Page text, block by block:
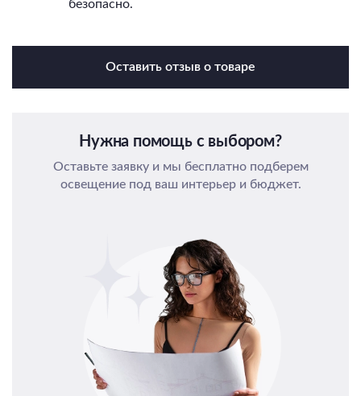
безопасно.
Оставить отзыв о товаре
Нужна помощь с выбором?
Оставьте заявку и мы бесплатно подберем
освещение под ваш интерьер и бюджет.